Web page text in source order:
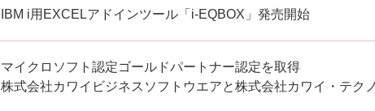
IBM i⽤EXCELアドインツール「i-EQBOX」発売開始
マイクロソフト認定ゴールドパートナー認定を取得
株式会社カワイビジネスソフトウエアと株式会社カワイ・テク